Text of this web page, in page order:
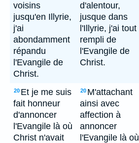
voisins
jusqu'en Illyrie,
j'ai
abondamment
répandu
l'Evangile de
Christ.
d'alentour,
jusque dans
l'Illyrie, j'ai tout
rempli de
l'Evangile de
Christ.
20 Et je me suis
fait honneur
d'annoncer
l'Evangile là où
Christ n'avait
20 M'attachant
ainsi avec
affection à
annoncer
l'Evangile là où